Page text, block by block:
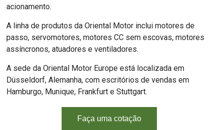
acionamento.
A linha de produtos da Oriental Motor inclui motores de
passo, servomotores, motores CC sem escovas, motores
assíncronos, atuadores e ventiladores.
A sede da Oriental Motor Europe está localizada em
Düsseldorf, Alemanha, com escritórios de vendas em
Hamburgo, Munique, Frankfurt e Stuttgart.
Faça uma cotação